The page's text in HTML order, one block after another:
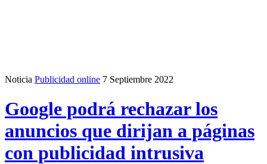
Noticia Publicidad online 7 Septiembre 2022
Google podrá rechazar los
anuncios que dirijan a páginas
con publicidad intrusiva